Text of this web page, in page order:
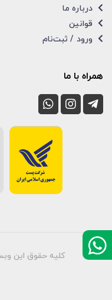
درباره ما
قوانین
ورود / ثبت‌نام
همراه با ما
کلیه حقوق این